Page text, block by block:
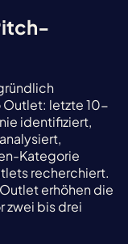
Outlet: letzte 10-
identifiziert,
Kategorie
recherchiert.
erhöhen die
zwei bis drei